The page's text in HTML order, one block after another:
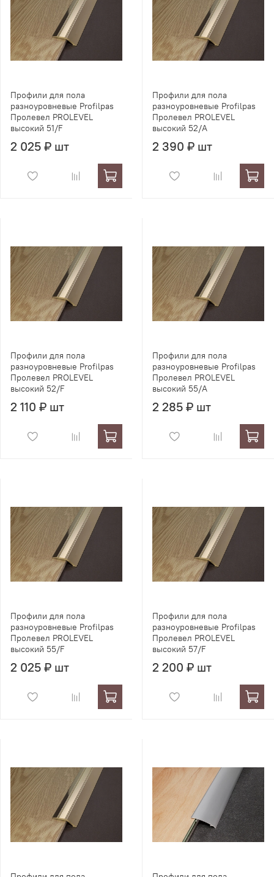
Профили для пола
разноуровневые Profilpas
Пролевел PROLEVEL
высокий 51/F
2 025 ₽ шт
Профили для пола
разноуровневые Profilpas
Пролевел PROLEVEL
высокий 52/A
2 390 ₽ шт
Профили для пола
разноуровневые Profilpas
Пролевел PROLEVEL
высокий 52/F
2 110 ₽ шт
Профили для пола
разноуровневые Profilpas
Пролевел PROLEVEL
высокий 55/A
2 285 ₽ шт
Профили для пола
разноуровневые Profilpas
Пролевел PROLEVEL
высокий 55/F
2 025 ₽ шт
Профили для пола
разноуровневые Profilpas
Пролевел PROLEVEL
высокий 57/F
2 200 ₽ шт